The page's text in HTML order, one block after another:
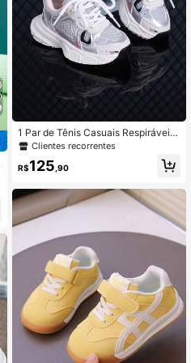
1 Par de Tênis Casuais Respiráveis
com Sola Macia e Antiderrapante p
a Crianças e Bebês
Clientes recorrentes
R$125 ,90